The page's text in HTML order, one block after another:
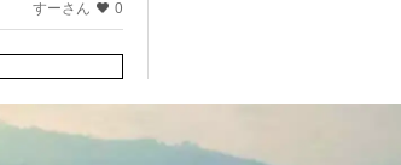
すーさん 0